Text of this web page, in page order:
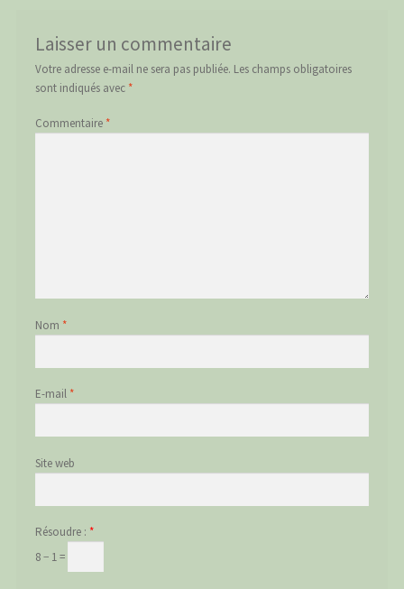
Laisser un commentaire
Votre adresse e-mail ne sera pas publiée. Les champs obligatoires
sont indiqués avec *
Commentaire *
Nom *
E-mail *
Site web
Résoudre : *
8 − 1 =